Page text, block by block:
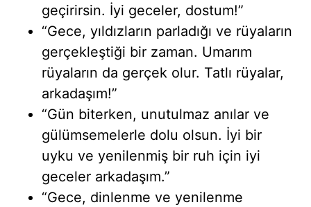
geçirirsin. İyi geceler, dostum!”
“Gece, yıldızların parladığı ve rüyaların
gerçekleştiği bir zaman. Umarım
rüyaların da gerçek olur. Tatlı rüyalar,
arkadaşım!”
“Gün biterken, unutulmaz anılar ve
gülümsemelerle dolu olsun. İyi bir
uyku ve yenilenmiş bir ruh için iyi
geceler arkadaşım.”
“Gece, dinlenme ve yenilenme